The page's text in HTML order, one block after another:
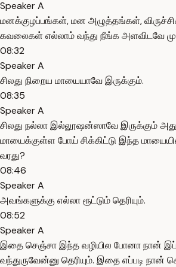
Speaker A
மனக்குழப்பங்கள், மன அழுத்தங்கள்,
கவலைகள் எல்லாம் வந்து நீங்க அளவிடவே
08:32
Speaker A
சிலது நிறைய மாயையாவே இருக்கும்.
08:35
Speaker A
சிலது நல்லா இல்லூஷன்ஸாவே இருக்கும்
மாயைக்குள்ள போய் சிக்கிட்டு இந்த
வரது?
08:46
Speaker A
அவங்களுக்கு எல்லா ரூட்டும் தெரியும்.
08:52
Speaker A
இதை செஞ்சா இந்த வழியில போனா நான்
வந்துருவேன்னு தெரியும். இதை எப்படி நான்